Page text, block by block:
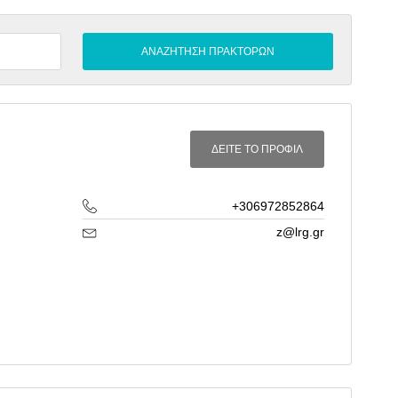
+306972852864
z@lrg.gr
ΔΕΙΤΕ ΤΟ ΠΡΟΦΙΛ